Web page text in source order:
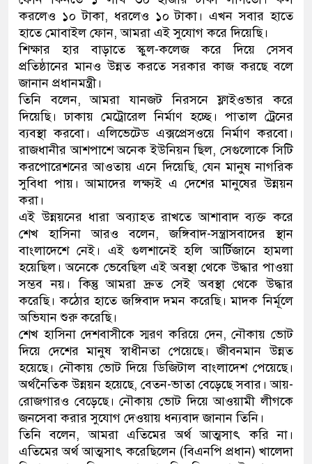
করলেও ১০ টাকা, ধরলেও ১০ টাকা। এখন সবার হাতে
হাতে মোবাইল ফোন, আমরা এই সুযোগ করে দিয়েছি।
শিক্ষার হার বাড়াতে স্কুল-কলেজ করে দিয়ে সেসব
প্রতিষ্ঠানের মানও উন্নত করতে সরকার কাজ করছে বলে
জানান প্রধানমন্ত্রী।
তিনি বলেন, আমরা যানজট নিরসনে ফ্লাইওভার করে
দিয়েছি। ঢাকায় মেট্রোরেল নির্মাণ হচ্ছে। পাতাল ট্রেনের
ব্যবস্থা করবো। এলিভেটেড এক্সপ্রেসওয়ে নির্মাণ করবো।
রাজধানীর আশপাশে অনেক ইউনিয়ন ছিল, সেগুলোকে সিটি
করপোরেশনের আওতায় এনে দিয়েছি, যেন মানুষ নাগরিক
সুবিধা পায়। আমাদের লক্ষ্যই এ দেশের মানুষের উন্নয়ন
করা।
এই উন্নয়নের ধারা অব্যাহত রাখতে আশাবাদ ব্যক্ত করে
শেখ হাসিনা আরও বলেন, জঙ্গিবাদ-সন্ত্রাসবাদের স্থান
বাংলাদেশে নেই। এই গুলশানেই হলি আর্টিজানে হামলা
হয়েছিল। অনেকে ভেবেছিল এই অবস্থা থেকে উদ্ধার পাওয়া
সম্ভব নয়। কিন্তু আমরা দ্রুত সেই অবস্থা থেকে উদ্ধার
করেছি। কঠোর হাতে জঙ্গিবাদ দমন করেছি। মাদক নির্মূলে
অভিযান শুরু করেছি।
শেখ হাসিনা দেশবাসীকে স্মরণ করিয়ে দেন, নৌকায় ভোট
দিয়ে দেশের মানুষ স্বাধীনতা পেয়েছে। জীবনমান উন্নত
হয়েছে। নৌকায় ভোট দিয়ে ডিজিটাল বাংলাদেশ পেয়েছে।
অর্থনৈতিক উন্নয়ন হয়েছে, বেতন-ভাতা বেড়েছে সবার। আয়-
রোজগারও বেড়েছে। নৌকায় ভোট দিয়ে আওয়ামী লীগকে
জনসেবা করার সুযোগ দেওয়ায় ধন্যবাদ জানান তিনি।
তিনি বলেন, আমরা এতিমের অর্থ আত্মসাৎ করি না।
এতিমের অর্থ আত্মসাৎ করেছিলেন (বিএনপি প্রধান) খালেদা